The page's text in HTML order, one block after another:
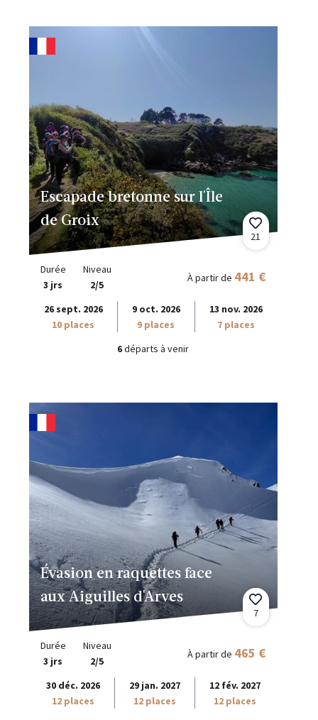
Escapade bretonne sur l'Île
de Groix
21
Durée
3 jrs
Niveau
2/5
À partir de 441 €
26 sept. 2026
10 places
9 oct. 2026
9 places
13 nov. 2026
7 places
6départs à venir
Évasion en raquettes face
aux Aiguilles d'Arves
7
Durée
3 jrs
Niveau
2/5
À partir de 465 €
30 déc. 2026
12 places
29 jan. 2027
12 places
12 fév. 2027
12 places